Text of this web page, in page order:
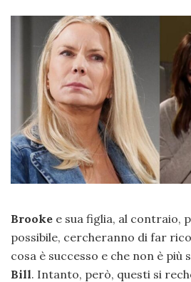
Brooke e sua figlia, al contraio,
possibile, cercheranno di far
cosa è successo e che non è più
Bill. Intanto, però, questi si